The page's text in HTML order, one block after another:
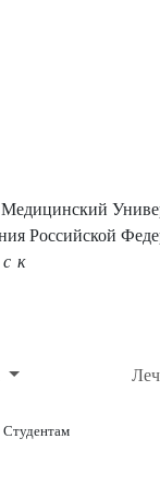
Российской
Студентам